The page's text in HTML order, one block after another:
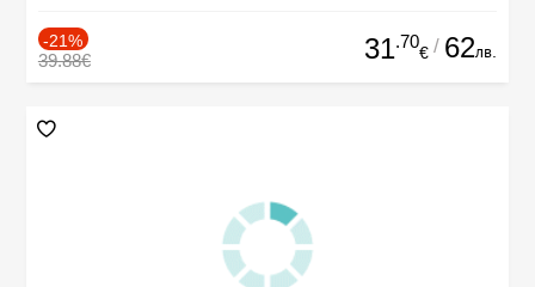
-21%
39.88€ 31.70
€ / 62лв.